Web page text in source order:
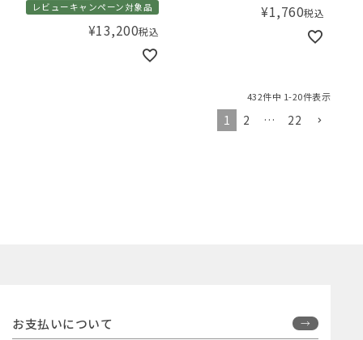
レビューキャンペーン対象品
¥13,200税込
¥1,760税込
432件中 1-20件表示
1 2 … 22
お支払いについて